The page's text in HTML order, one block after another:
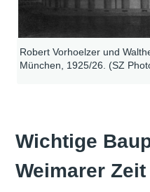
Robert Vorhoelzer und
München, 1925/26. (SZ
Wichtige
Weimarer Zeit